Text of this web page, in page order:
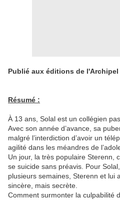
Publié aux éditions de l'Archipel
Résumé :
À 13 ans, Solal est un collégien
Avec son année d’avance, sa
malgré l’interdiction d’avoir un
agilité dans les méandres de
Un jour, la très populaire Sterenn,
se suicide sans préavis. Pour
plusieurs semaines, Sterenn et lui
sincère, mais secrète.
Comment surmonter la culpabilité